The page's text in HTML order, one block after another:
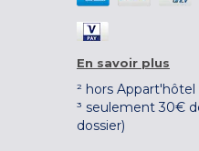
En savoir plus
² hors Appart'hôtel
³ seulement 30€
dossier)